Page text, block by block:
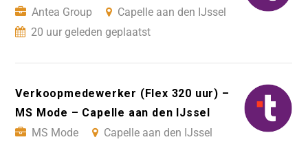
Antea Group
Capelle aan den IJssel
20 uur geleden geplaatst
Verkoopmedewerker (Flex 320 uur) –
MS Mode – Capelle aan den IJssel
MS Mode
Capelle aan den IJssel